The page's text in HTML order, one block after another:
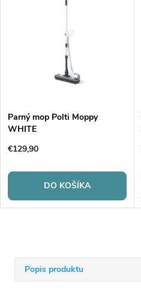
Popis produktu
Parný mop Polti Moppy
WHITE
€129,90
DO KOŠÍKA